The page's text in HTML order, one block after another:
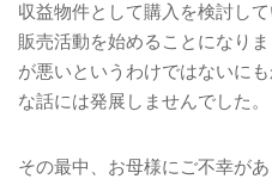
収益物件として購入を検討し
販売活動を始めることになり
が悪いというわけではないに
な話には発展しませんでした。
その最中、お母様にご不幸が